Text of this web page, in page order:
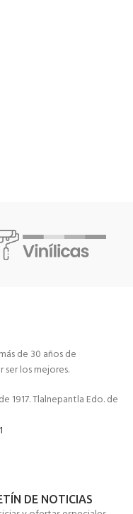
de 30 años de
los mejores.
1917. Tlalnepantla Edo. de
DE NOTICIAS